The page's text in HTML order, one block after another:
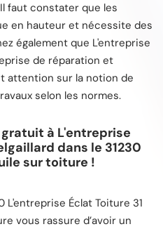
faut constater que les
en hauteur et nécessite des
également que L'entreprise
de réparation et
attention sur la notion de
selon les normes.
à L'entreprise
dans le 31230
sur toiture !
L'entreprise Éclat Toiture 31
vous rassure d’avoir un